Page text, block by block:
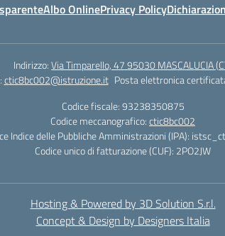
Albo OnlinePrivacy Policy
Indirizzo:Via Timparello, 47 95030 MASCALUCIA
ctic8bc002@istruzione.it Posta elettronica
Codice fiscale: 93238350875
Codice meccanografico:ctic8bc002
Indice delle Pubbliche Amministrazioni (IPA):
Codice unico di fatturazione (CUF): 2PO2JW
Hosting & Powered by 3D Solution S.r.l.
Concept & Design by Designers Italia